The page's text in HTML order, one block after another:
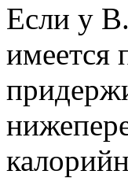
Если у
имеется